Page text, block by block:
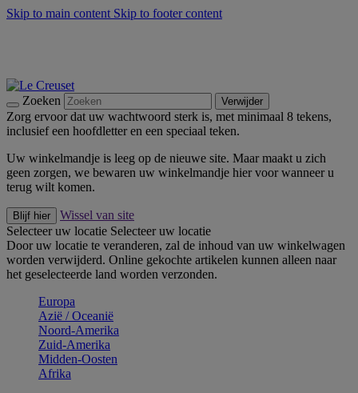
Skip to main content Skip to footer content
Zoeken Verwijder
Zorg ervoor dat uw wachtwoord sterk is, met minimaal 8 tekens,
inclusief een hoofdletter en een speciaal teken.
Uw winkelmandje is leeg op de nieuwe site. Maar maakt u zich
geen zorgen, we bewaren uw winkelmandje hier voor wanneer u
terug wilt komen.
Blijf hier
Wissel van site
Selecteer uw locatie Selecteer uw locatie
Door uw locatie te veranderen, zal de inhoud van uw winkelwagen
worden verwijderd. Online gekochte artikelen kunnen alleen naar
het geselecteerde land worden verzonden.
Europa
Aziё / Oceaniё
Noord-Amerika
Zuid-Amerika
Midden-Oosten
Afrika